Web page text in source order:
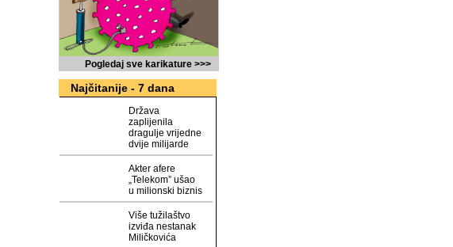
Pogledaj sve karikature >>>
Najčitanije - 7 dana
Država
zaplijenila
dragulje vrijedne
dvije milijarde
Akter afere
„Telekom” ušao
u milionski biznis
Više tužilaštvo
izviđa nestanak
Miličkovića